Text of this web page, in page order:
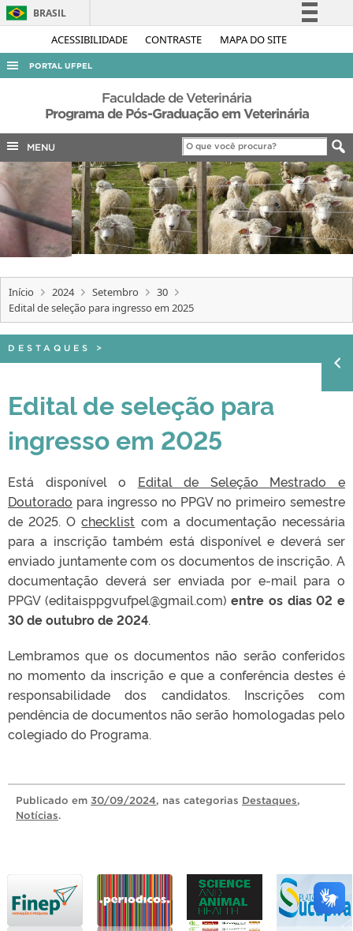
ACESSIBILIDADE CONTRASTE MAPA DO SITE
BRASIL
Simplifique!
Acesso à informação
Legislação
Canais
PORTAL UFPEL
ACESSO À INFORMAÇÃO
AUDITORIA
COBALTO
CONCURSOS
INTERNACIONAL
OUVIDORIA
PORTARIAS
TELEFONES
Faculdade de Veterinária
Programa de Pós-Graduação em Veterinária
MENU
Início 2024 Setembro
30
Edital de seleção para ingresso em 2025
DESTAQUES >
Edital de seleção para
ingresso em 2025
Está disponível o Edital de Seleção Mestrado e
Doutorado para ingresso no PPGV no primeiro semestre
de 2025. Ochecklist com a documentação necessária
para a inscrição também está disponível e deverá ser
enviado juntamente com os documentos de inscrição. A
documentação deverá ser enviada por e-mail para o
PPGV (editaisppgvufpel@gmail.com)entre os dias 02 e
30 de outubro de 2024.
Lembramos que os documentos não serão conferidos
no momento da inscrição e que a conferência destes é
responsabilidade dos candidatos. Inscrições com
pendência de documentos não serão homologadas pelo
colegiado do Programa.
Publicado em 30/09/2024, nas categorias Destaques,
Notícias.